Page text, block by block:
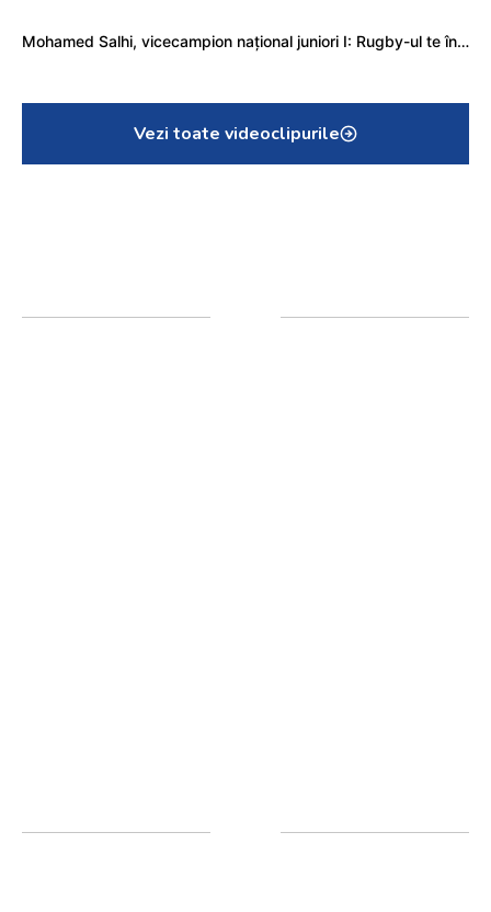
Mohamed Salhi, vicecampion național juniori I: Rugby-ul te învață să accepți și înfrângerile
Vezi toate videoclipurile